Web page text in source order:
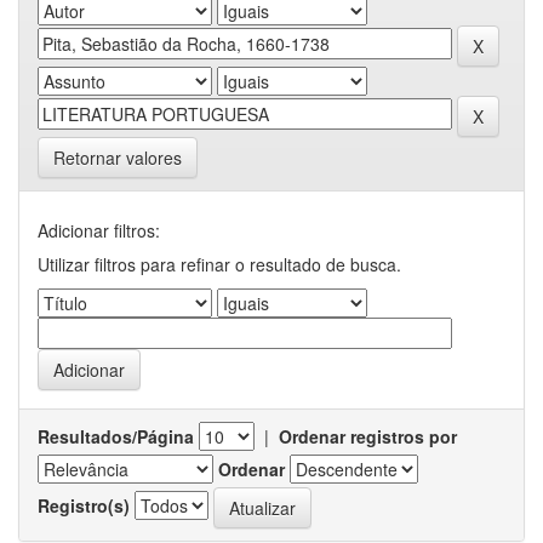
Retornar valores
Adicionar filtros:
Utilizar filtros para refinar o resultado de busca.
Resultados/Página | Ordenar registros por
Ordenar
Registro(s)